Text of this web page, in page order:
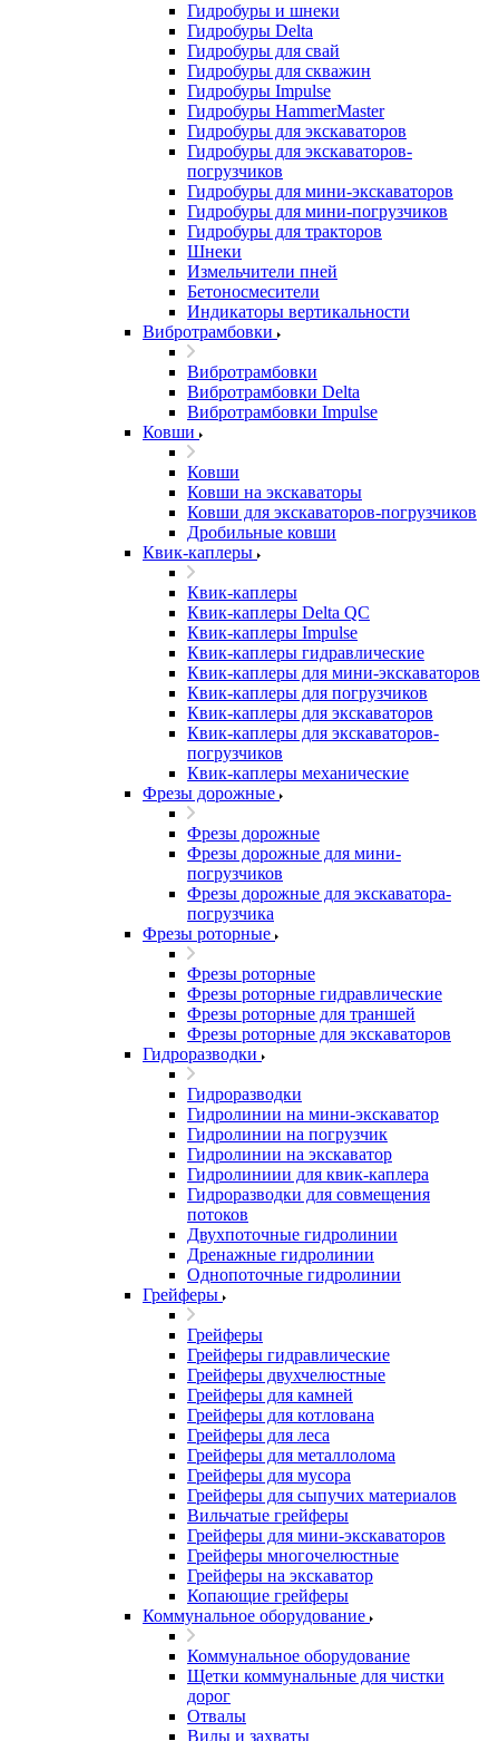
Гидробуры и шнеки
Гидробуры Delta
Гидробуры для свай
Гидробуры для скважин
Гидробуры Impulse
Гидробуры HammerMaster
Гидробуры для экскаваторов
Гидробуры для экскаваторов-
погрузчиков
Гидробуры для мини-экскаваторов
Гидробуры для мини-погрузчиков
Гидробуры для тракторов
Шнеки
Измельчители пней
Бетоносмесители
Индикаторы вертикальности
Вибротрамбовки
Вибротрамбовки
Вибротрамбовки Delta
Вибротрамбовки Impulse
Ковши
Ковши
Ковши на экскаваторы
Ковши для экскаваторов-погрузчиков
Дробильные ковши
Квик-каплеры
Квик-каплеры
Квик-каплеры Delta QC
Квик-каплеры Impulse
Квик-каплеры гидравлические
Квик-каплеры для мини-экскаваторов
Квик-каплеры для погрузчиков
Квик-каплеры для экскаваторов
Квик-каплеры для экскаваторов-
погрузчиков
Квик-каплеры механические
Фрезы дорожные
Фрезы дорожные
Фрезы дорожные для мини-
погрузчиков
Фрезы дорожные для экскаватора-
погрузчика
Фрезы роторные
Фрезы роторные
Фрезы роторные гидравлические
Фрезы роторные для траншей
Фрезы роторные для экскаваторов
Гидроразводки
Гидроразводки
Гидролинии на мини-экскаватор
Гидролинии на погрузчик
Гидролинии на экскаватор
Гидролиниии для квик-каплера
Гидроразводки для совмещения
потоков
Двухпоточные гидролинии
Дренажные гидролинии
Однопоточные гидролинии
Грейферы
Грейферы
Грейферы гидравлические
Грейферы двухчелюстные
Грейферы для камней
Грейферы для котлована
Грейферы для леса
Грейферы для металлолома
Грейферы для мусора
Грейферы для сыпучих материалов
Вильчатые грейферы
Грейферы для мини-экскаваторов
Грейферы многочелюстные
Грейферы на экскаватор
Копающие грейферы
Коммунальное оборудование
Коммунальное оборудование
Щетки коммунальные для чистки
дорог
Отвалы
Вилы и захваты